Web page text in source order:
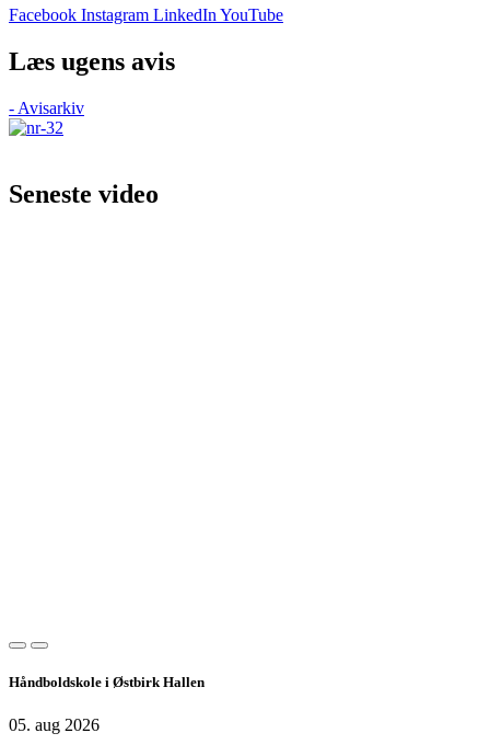
Facebook Instagram LinkedIn YouTube
Læs ugens avis
- Avisarkiv
Seneste video
Håndboldskole i Østbirk Hallen
05. aug 2026